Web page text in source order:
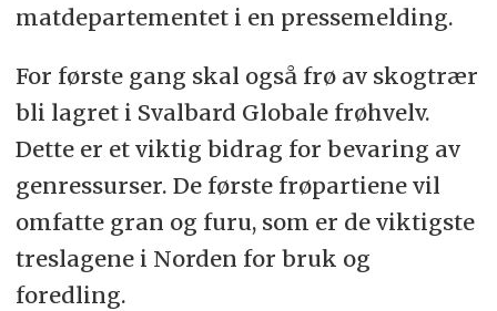
matdepartementet i en pressemelding.
For første gang skal også frø av skogtrær
bli lagret i Svalbard Globale frøhvelv.
Dette er et viktig bidrag for bevaring av
genressurser. De første frøpartiene vil
omfatte gran og furu, som er de viktigste
treslagene i Norden for bruk og
foredling.